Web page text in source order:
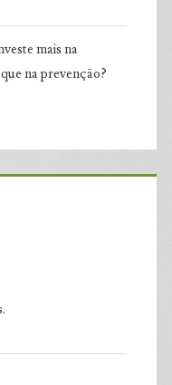
mais na
na prevenção?